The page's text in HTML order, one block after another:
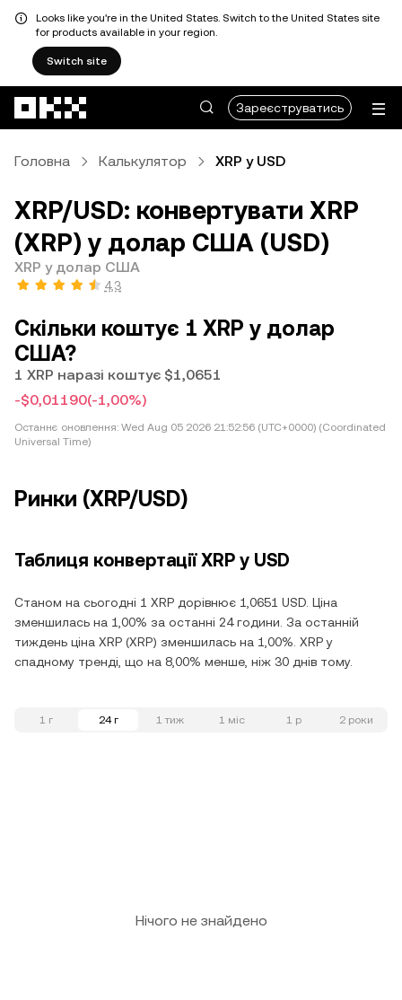
Looks like you're in the United States. Switch to the United States site
for products available in your region.
Switch site
Зареєструватись
Головна Калькулятор XRP у USD
XRP/USD: конвертувати XRP
(XRP) у долар США (USD)
XRP у долар США
4,3
Скільки коштує 1 XRP у долар
США?
1 XRP наразі коштує $1,0651
-$0,01190(-1,00%)
Останнє оновлення: Wed Aug 05 2026 21:52:56 (UTC+0000) (Coordinated
Universal Time)
Ринки (XRP/USD)
Таблиця конвертації XRP у USD
Станом на сьогодні 1 XRP дорівнює 1,0651 USD. Ціна
зменшилась на 1,00% за останні 24 години. За останній
тиждень ціна XRP (XRP) зменшилась на 1,00%. XRP у
спадному тренді, що на 8,00% менше, ніж 30 днів тому.
1 г 24 г 1 тиж 1 міс 1 р 2 роки
Нічого не знайдено